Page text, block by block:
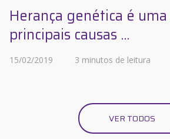
Herança genética é
principais causas ...
15/02/2019 3 minutos de leitura
VER TODOS